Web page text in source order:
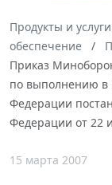
Продукты и услуги
обеспечение
Приказ
по выполнению в
Федерации
Федерации от 22
15 марта 2007